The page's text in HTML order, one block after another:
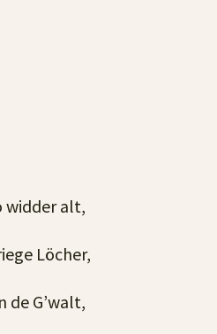
widder alt,
Löcher,
de G’walt,